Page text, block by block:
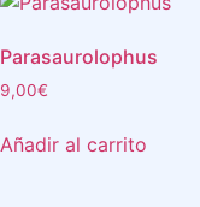
Parasaurolophus
9,00€
Añadir al carrito